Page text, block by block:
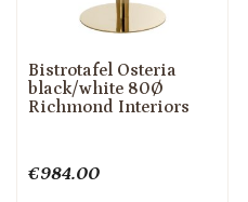
Bistrotafel Osteria
black/white 80Ø
Richmond Interiors
€984.00